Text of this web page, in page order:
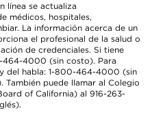
línea se actualiza
médicos, hospitales,
La información acerca de un
el profesional de la salud o
de credenciales. Si tiene
464-4000 (sin costo). Para
del habla: 1-800-464-4000 (sin
También puede llamar al Colegio
of California) al 916-263-